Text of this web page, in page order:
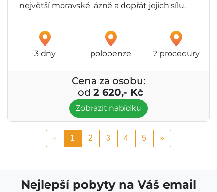
největší moravské lázně a dopřát jejich sílu.
3 dny polopenze 2 procedury
Cena za osobu:
od 2 620,- Kč
Zobrazit nabídku
« 1 2 3 4 5 »
Nejlepší pobyty na Váš email